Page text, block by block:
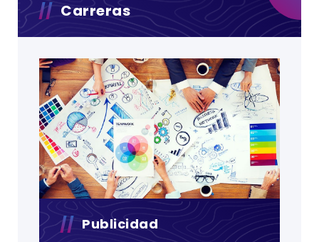
Carreras
Publicidad